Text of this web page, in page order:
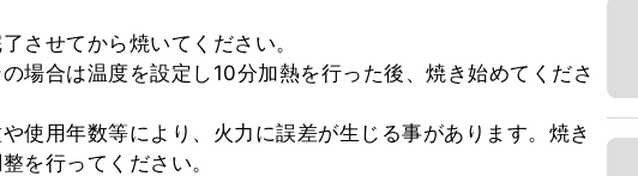
させてから焼いてください。
場合は温度を設定し10分加熱を行った後、焼き始めてくださ
使用年数等により、火力に誤差が生じる事があります。焼き
を行ってください。